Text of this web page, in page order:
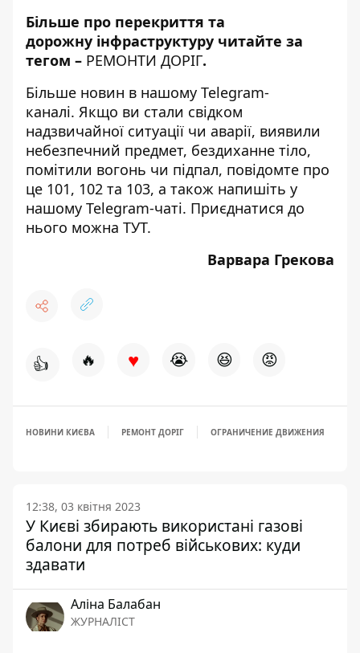
Більше про перекриття та
дорожну інфраструктуру читайте за
тегом – РЕМОНТИ ДОРІГ.
Більше новин в нашому Telegram-
каналі. Якщо ви стали свідком
надзвичайної ситуації чи аварії, виявили
небезпечний предмет, бездиханне тіло,
помітили вогонь чи підпал, повідомте про
це 101, 102 та 103, а також напишіть у
нашому Telegram-чаті. Приєднатися до
нього можна ТУТ.
Варвара Грекова
👍 🔥 ♥ 😭 😆 😡
НОВИНИ КИЄВА РЕМОНТ ДОРІГ ОГРАНИЧЕНИЕ ДВИЖЕНИЯ
12:38, 03 квітня 2023
У Києві збирають використані газові
балони для потреб військових: куди
здавати
Аліна Балабан
ЖУРНАЛІСТ